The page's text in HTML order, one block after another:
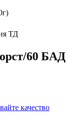
ТД
60 БАД